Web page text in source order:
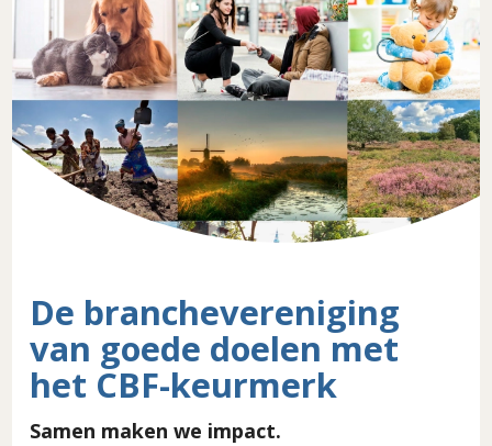
De branchevereniging
van goede doelen met
het CBF-keurmerk
Samen maken we impact.